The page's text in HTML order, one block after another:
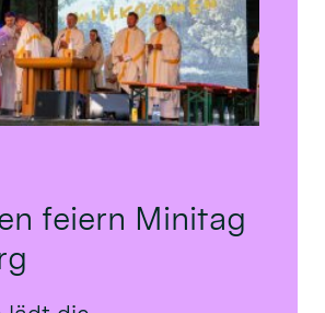
feiern Minitag